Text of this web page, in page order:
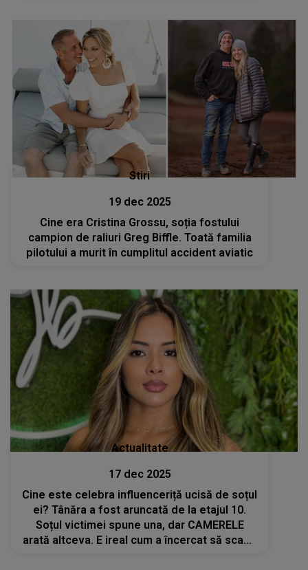
Stiri
19 dec 2025
Cine era Cristina Grossu, soția fostului
campion de raliuri Greg Biffle. Toată familia
pilotului a murit în cumplitul accident aviatic
Actualitate
17 dec 2025
Cine este celebra influenceriță ucisă de soțul
ei? Tânăra a fost aruncată de la etajul 10.
Soțul victimei spune una, dar CAMERELE
arată altceva. E ireal cum a încercat să scape